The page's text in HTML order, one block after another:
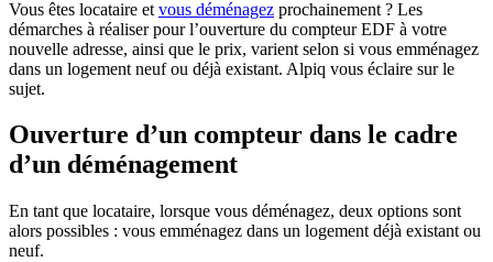
Vous êtes locataire et vous déménagez prochainement ? Les
démarches à réaliser pour l’ouverture du compteur EDF à votre
nouvelle adresse, ainsi que le prix, varient selon si vous emménagez
dans un logement neuf ou déjà existant. Alpiq vous éclaire sur le
sujet.
Ouverture d’un compteur dans le cadre
d’un déménagement
En tant que locataire, lorsque vous déménagez, deux options sont
alors possibles : vous emménagez dans un logement déjà existant ou
neuf.